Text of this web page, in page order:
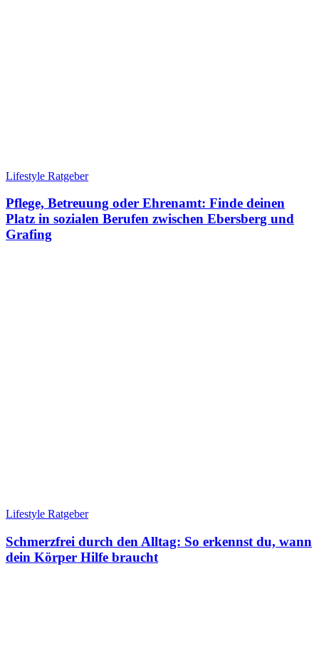
Lifestyle Ratgeber
Pflege, Betreuung oder Ehrenamt: Finde deinen
Platz in sozialen Berufen zwischen Ebersberg und
Grafing
Lifestyle Ratgeber
Schmerzfrei durch den Alltag: So erkennst du, wann
dein Körper Hilfe braucht